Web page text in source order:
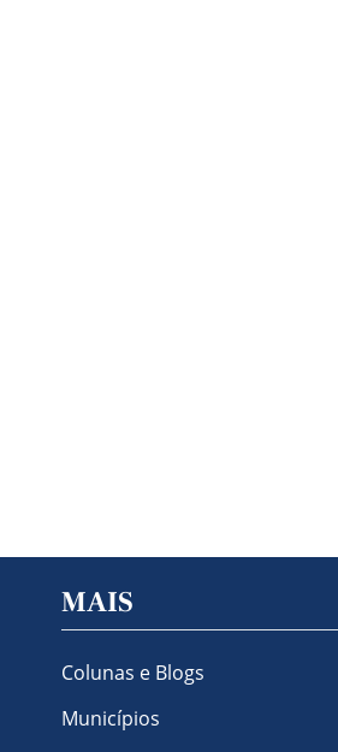
MAIS
Colunas e Blogs
Municípios